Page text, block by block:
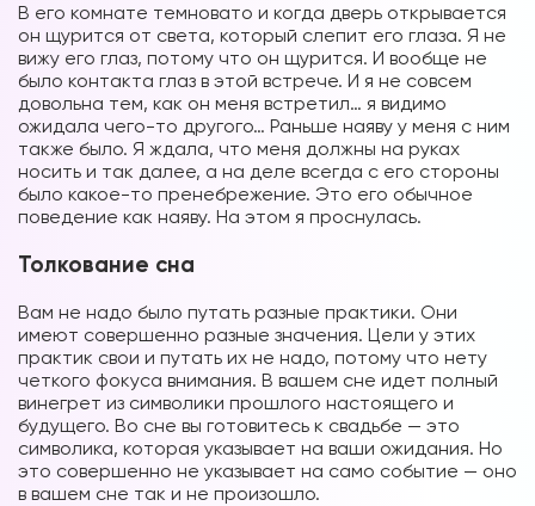
В его комнате темновато и когда дверь открывается
он щурится от света, который слепит его глаза. Я не
вижу его глаз, потому что он щурится. И вообще не
было контакта глаз в этой встрече. И я не совсем
довольна тем, как он меня встретил… я видимо
ожидала чего-то другого… Раньше наяву у меня с ним
также было. Я ждала, что меня должны на руках
носить и так далее, а на деле всегда с его стороны
было какое-то пренебрежение. Это его обычное
поведение как наяву. На этом я проснулась.
Толкование сна
Вам не надо было путать разные практики. Они
имеют совершенно разные значения. Цели у этих
практик свои и путать их не надо, потому что нету
четкого фокуса внимания. В вашем сне идет полный
винегрет из символики прошлого настоящего и
будущего. Во сне вы готовитесь к свадьбе — это
символика, которая указывает на ваши ожидания. Но
это совершенно не указывает на само событие — оно
в вашем сне так и не произошло.